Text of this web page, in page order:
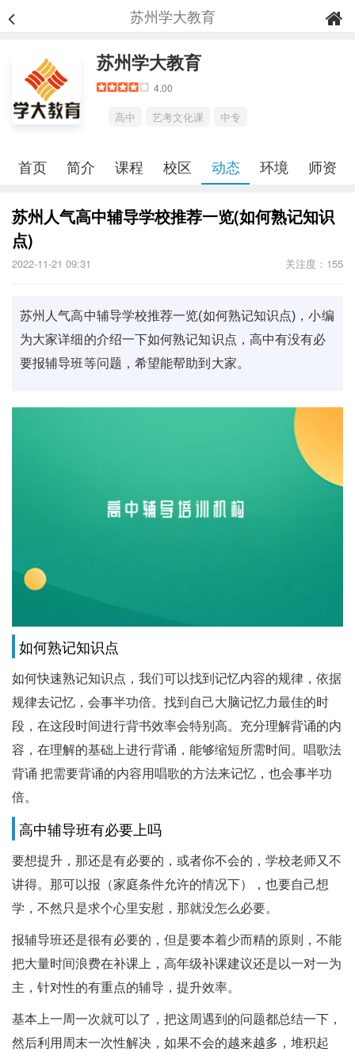
苏州学大教育
苏州学大教育
4.00
高中 艺考文化课 中专
首页 简介 课程 校区 动态 环境 师资
苏州人气高中辅导学校推荐一览(如何熟记知识
点)
2022-11-21 09:31 关注度：155
苏州人气高中辅导学校推荐一览(如何熟记知识点)，小编
为大家详细的介绍一下如何熟记知识点，高中有没有必
要报辅导班等问题，希望能帮助到大家。
如何熟记知识点
如何快速熟记知识点，我们可以找到记忆内容的规律，依据
规律去记忆，会事半功倍。找到自己大脑记忆力最佳的时
段，在这段时间进行背书效率会特别高。充分理解背诵的内
容，在理解的基础上进行背诵，能够缩短所需时间。唱歌法
背诵 把需要背诵的内容用唱歌的方法来记忆，也会事半功
倍。
高中辅导班有必要上吗
要想提升，那还是有必要的，或者你不会的，学校老师又不
讲得。那可以报（家庭条件允许的情况下），也要自己想
学，不然只是求个心里安慰，那就没怎么必要。
报辅导班还是很有必要的，但是要本着少而精的原则，不能
把大量时间浪费在补课上，高年级补课建议还是以一对一为
主，针对性的有重点的辅导，提升效率。
基本上一周一次就可以了，把这周遇到的问题都总结一下，
然后利用周末一次性解决，如果不会的越来越多，堆积起